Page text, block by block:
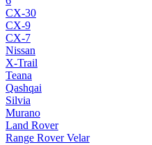
CX-30
CX-9
CX-7
Nissan
X-Trail
Teana
Qashqai
Silvia
Murano
Land Rover
Range Rover Velar